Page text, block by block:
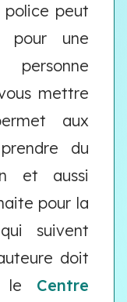
police peut
pour une
mettre
aux
du
et aussi
pour la
suivent
doit
le Centre